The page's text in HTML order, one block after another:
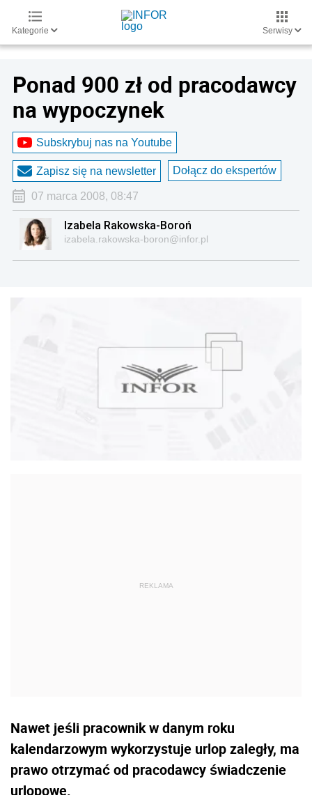
Kategorie Serwisy
Ponad 900 zł od pracodawcy
na wypoczynek
Subskrybuj nas na Youtube
Zapisz się na newsletter Dołącz do ekspertów
07 marca 2008, 08:47
Izabela Rakowska-Boroń
izabela.rakowska-boron@infor.pl
Nawet jeśli pracownik w danym roku
kalendarzowym wykorzystuje urlop zaległy, ma
prawo otrzymać od pracodawcy świadczenie
urlopowe.